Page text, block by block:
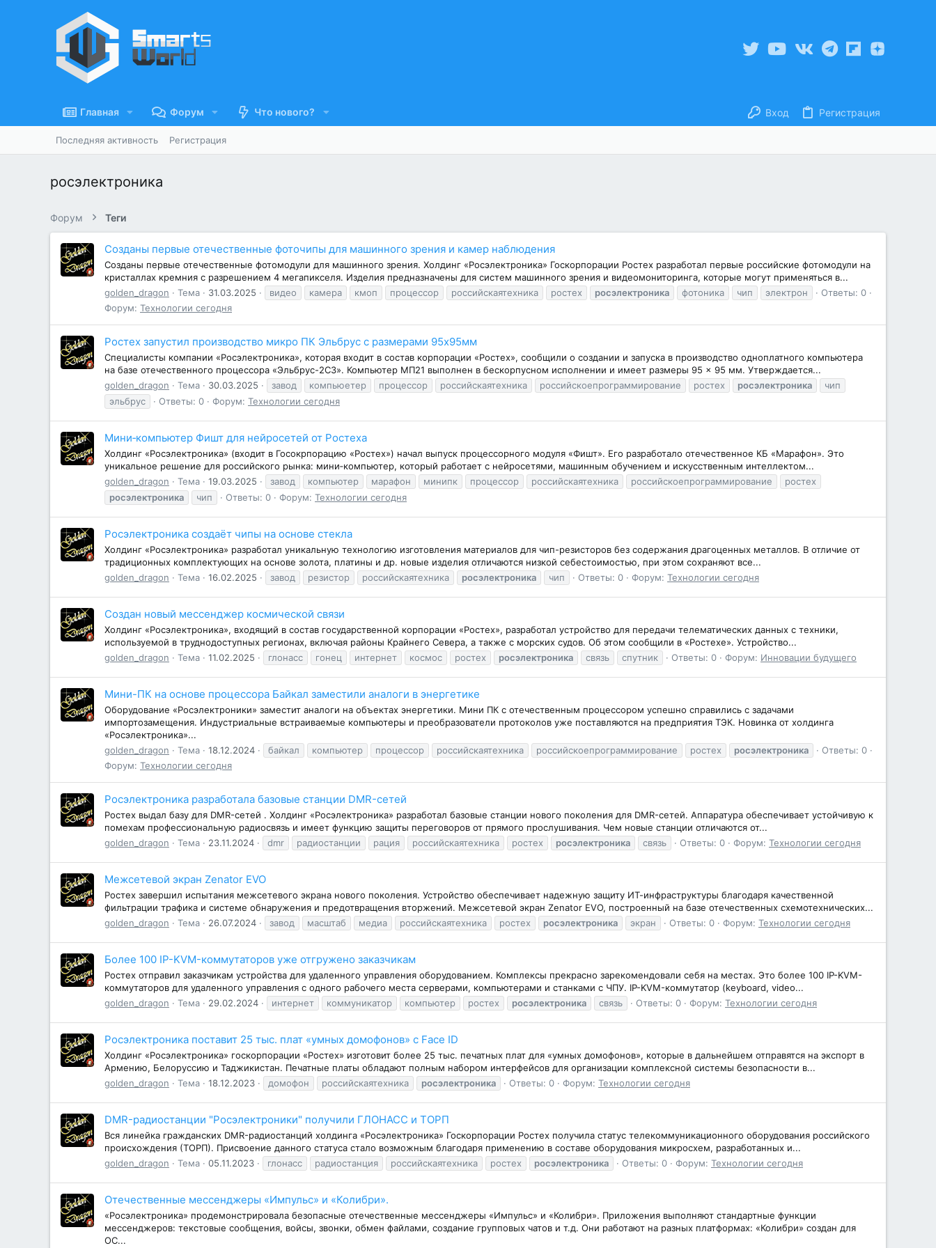
Главная Форум Что нового? Вход Регистрация
Последняя активность Регистрация
росэлектроника
Форум Теги
Созданы первые отечественные фоточипы для машинного зрения и камер наблюдения
Созданы первые отечественные фотомодули для машинного зрения. Холдинг «Росэлектроника» Госкорпорации Ростех разработал первые российские фотомодули на
кристаллах кремния с разрешением 4 мегапикселя. Изделия предназначены для систем машинного зрения и видеомониторинга, которые могут применяться в...
golden_dragon
Тема 31.03.2025 видео камера кмоп процессор российскаятехника ростех росэлектроника фотоника чип электрон
Ответы: 0
Форум: Технологии сегодня
Ростех запустил производство микро ПК Эльбрус с размерами 95х95мм
Специалисты компании «Росэлектроника», которая входит в состав корпорации «Ростех», сообщили о создании и запуска в производство одноплатного компьютера
на базе отечественного процессора «Эльбрус-2С3». Компьютер МП21 выполнен в бескорпусном исполнении и имеет размеры 95 × 95 мм. Утверждается...
golden_dragon
Тема 30.03.2025 завод компьюетер процессор российскаятехника российскоепрограммирование ростех росэлектроника
чип
эльбрус
Ответы: 0 Форум: Технологии сегодня
Мини‑компьютер Фишт для нейросетей от Ростеха
Холдинг «Росэлектроника» (входит в Госокрпорацию «Ростех») начал выпуск процессорного модуля «Фишт». Его разработало отечественное КБ «Марафон». Это
уникальное решение для российского рынка: мини‑компьютер, который работает с нейросетями, машинным обучением и искусственным интеллектом...
golden_dragon
Тема 19.03.2025 завод компьютер марафон минипк процессор российскаятехника российскоепрограммирование
ростех
росэлектроника
чип Ответы: 0 Форум: Технологии сегодня
Росэлектроника создаёт чипы на основе стекла
Холдинг «Росэлектроника» разработал уникальную технологию изготовления материалов для чип-резисторов без содержания драгоценных металлов. В отличие от
традиционных комплектующих на основе золота, платины и др. новые изделия отличаются низкой себестоимостью, при этом сохраняют все...
golden_dragon
Тема 16.02.2025 завод резистор российскаятехника росэлектроника чип Ответы: 0 Форум: Технологии сегодня
Создан новый мессенджер космической связи
Холдинг «Росэлектроника», входящий в состав государственной корпорации «Ростех», разработал устройство для передачи телематических данных с техники,
используемой в труднодоступных регионах, включая районы Крайнего Севера, а также с морских судов. Об этом сообщили в «Ростехе». Устройство...
golden_dragon
Тема 11.02.2025 глонасс гонец интернет космос ростех росэлектроника связь спутник Ответы: 0 Форум: Инновации будущего
Мини-ПК на основе процессора Байкал заместили аналоги в энергетике
Оборудование «Росэлектроники» заместит аналоги на объектах энергетики. Мини ПК с отечественным процессором успешно справились с задачами
импортозамещения. Индустриальные встраиваемые компьютеры и преобразователи протоколов уже поставляются на предприятия ТЭК. Новинка от холдинга
«Росэлектроника»...
golden_dragon
Тема 18.12.2024 байкал компьютер процессор российскаятехника российскоепрограммирование ростех росэлектроника
Ответы: 0
Форум: Технологии сегодня
Росэлектроника разработала базовые станции DMR-сетей
Ростех выдал базу для DMR-сетей . Холдинг «Росэлектроника» разработал базовые станции нового поколения для DMR-сетей. Аппаратура обеспечивает устойчивую к
помехам профессиональную радиосвязь и имеет функцию защиты переговоров от прямого прослушивания. Чем новые станции отличаются от...
golden_dragon
Тема 23.11.2024 dmr радиостанции рация российскаятехника ростех росэлектроника связь Ответы: 0 Форум: Технологии сегодня
Межсетевой экран Zenator EVO
Ростех завершил испытания межсетевого экрана нового поколения. Устройство обеспечивает надежную защиту ИТ-инфраструктуры благодаря качественной
фильтрации трафика и системе обнаружения и предотвращения вторжений. Межсетевой экран Zenator EVO, построенный на базе отечественных схемотехнических...
golden_dragon
Тема 26.07.2024 завод масштаб медиа российскаятехника ростех росэлектроника экран Ответы: 0 Форум: Технологии сегодня
Более 100 IP-KVM-коммутаторов уже отгружено заказчикам
Ростех отправил заказчикам устройства для удаленного управления оборудованием. Комплексы прекрасно зарекомендовали себя на местах. Это более 100 IP-KVM-
коммутаторов для удаленного управления с одного рабочего места серверами, компьютерами и станками с ЧПУ. IP-KVM-коммутатор (keyboard, video...
golden_dragon
Тема 29.02.2024 интернет коммуникатор компьютер ростех росэлектроника связь Ответы: 0 Форум: Технологии сегодня
Росэлектроника поставит 25 тыс. плат «умных домофонов» с Face ID
Холдинг «Росэлектроника» госкорпорации «Ростех» изготовит более 25 тыс. печатных плат для «умных домофонов», которые в дальнейшем отправятся на экспорт в
Армению, Белоруссию и Таджикистан. Печатные платы обладают полным набором интерфейсов для организации комплексной системы безопасности в...
golden_dragon
Тема 18.12.2023 домофон российскаятехника росэлектроника Ответы: 0 Форум: Технологии сегодня
DMR-радиостанции "Росэлектроники" получили ГЛОНАСС и ТОРП
Вся линейка гражданских DMR-радиостанций холдинга «Росэлектроника» Госкорпорации Ростех получила статус телекоммуникационного оборудования российского
происхождения (ТОРП). Присвоение данного статуса стало возможным благодаря применению в составе оборудования микросхем, разработанных и...
golden_dragon
Тема 05.11.2023 глонасс радиостанция российскаятехника ростех росэлектроника Ответы: 0 Форум: Технологии сегодня
Отечественные мессенджеры «Импульс» и «Колибри».
«Росэлектроника» продемонстрировала безопасные отечественные мессенджеры «Импульс» и «Колибри». Приложения выполняют стандартные функции
мессенджеров: текстовые сообщения, войсы, звонки, обмен файлами, создание групповых чатов и т.д. Они работают на разных платформах: «Колибри» создан для
ОС...